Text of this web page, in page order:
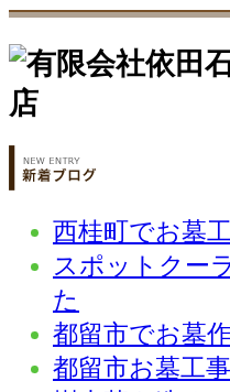
西桂町でお墓
スポットクー
た
都留市でお墓
都留市お墓工